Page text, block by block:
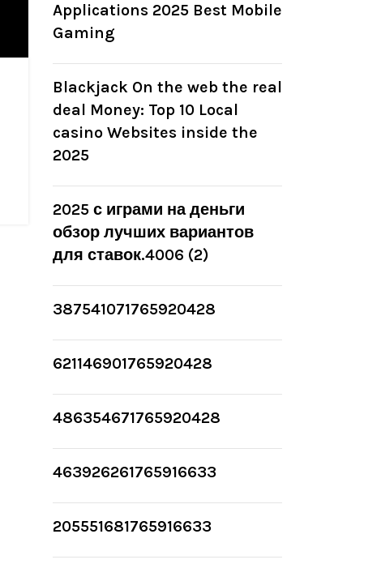
Applications 2025 Best Mobile
Gaming
Blackjack On the web the real
deal Money: Top 10 Local
casino Websites inside the
2025
2025 с играми на деньги
обзор лучших вариантов
для ставок.4006 (2)
387541071765920428
621146901765920428
486354671765920428
463926261765916633
205551681765916633